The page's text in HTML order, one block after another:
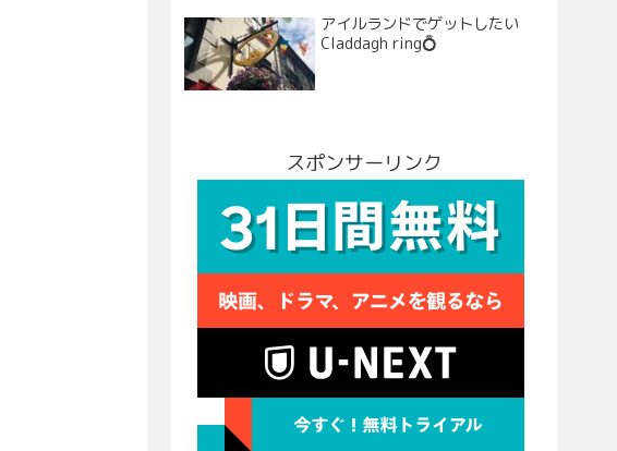
アイルランドでゲットしたい
Claddagh ring💍
スポンサーリンク